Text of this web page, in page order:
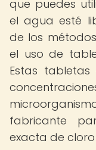
que puedes
el agua esté
de los
el uso de
Estas
fabricante
exacta de